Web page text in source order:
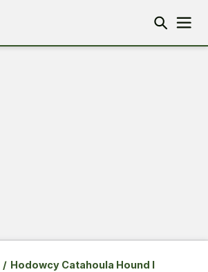
/ Hodowcy Catahoula Hound I